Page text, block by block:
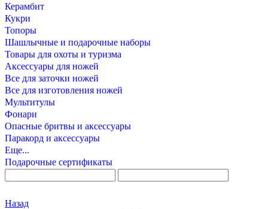
Керамбит
Кукри
Топоры
Шашлычные и подарочные наборы
Товары для охоты и туризма
Аксессуары для ножей
Все для заточки ножей
Все для изготовления ножей
Мультитулы
Фонари
Опасные бритвы и аксессуары
Паракорд и аксессуары
Еще...
Подарочные сертификаты
Назад